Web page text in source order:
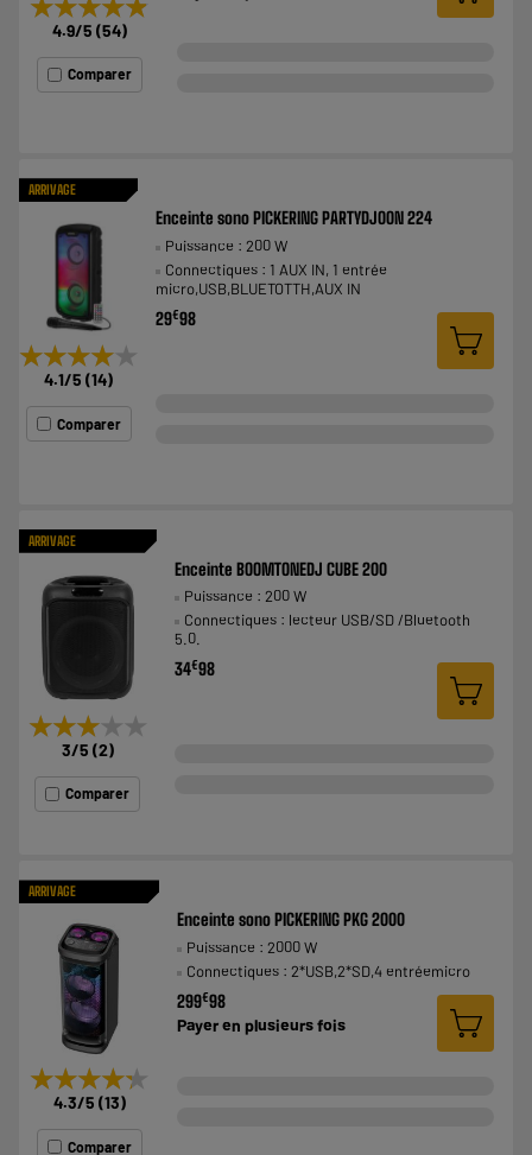
4.9/5 (54)
Comparer
ARRIVAGE
★★★★★
★★★★★
4.1/5 (14)
Comparer
Enceinte sono PICKERING PARTYDJOON 224
Puissance : 200 W
Connectiques : 1 AUX IN, 1 entrée
micro,USB,BLUETOTTH,AUX IN
29€98
ARRIVAGE
★★★★★
★★★★★
3/5 (2)
Comparer
Enceinte BOOMTONEDJ CUBE 200
Puissance : 200 W
Connectiques : lecteur USB/SD /Bluetooth
5.0.
34€98
ARRIVAGE
★★★★★
★★★★★
4.3/5 (13)
Comparer
Enceinte sono PICKERING PKG 2000
Puissance : 2000 W
Connectiques : 2*USB,2*SD,4 entréemicro
299€98
Payer en plusieurs fois